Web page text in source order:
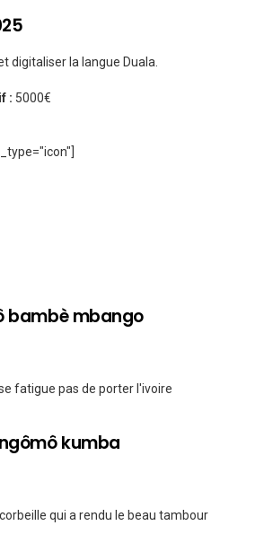
digitaliser la langue Duala.
: 5000€
bambè mbango
fatigue pas de porter l'ivoire
kumba
qui a rendu le beau tambour